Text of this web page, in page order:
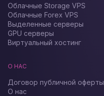
Облачные Storage VPS
Облачные Forex VPS
Выделенные серверы
GPU серверы
Виртуальный хостинг
О НАС
Договор публичной оферты
О нас